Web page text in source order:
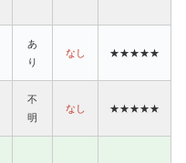
あ
り
なし ★★★★★
不
明
なし ★★★★★